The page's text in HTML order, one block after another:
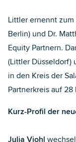
Littler ernennt
Berlin) und Dr.
Equity Partnern.
(Littler Düsseldorf)
in den Kreis der
Partnerkreis auf
Kurz-Profil der
Julia Viohl